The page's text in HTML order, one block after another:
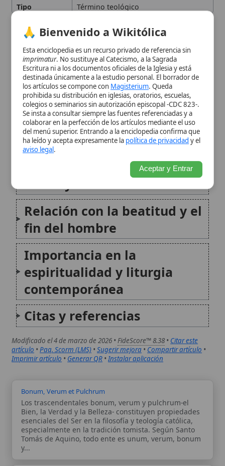
escolástica
Enseñanza del Magisterio de
la Iglesia
Elsummum bonumen la
moral y la ética católica
Relación con la beatitud y el
fin del hombre
Importancia en la
espiritualidad y liturgia
Citas y referencias
Modificado el 4 de marzo de 2026 •FideScore™ 8.38
artículo
Imprimir artículo•Generar QR•Instalar aplicación
Bonum, Verum et Pulchrum
Los trascendentales bonum, verum y pulchrum-el
Bien, la Verdad y la Belleza- constituyen propiedades
esenciales del Ser en la filosofía y teología católica,
especialmente en la tradición tomista. Según Santo
Tomás de Aquino, todo ente es unum, verum, bonum
y...
Diócesis de Canarias (España)
La Diócesis de Canarias (en latín Canariensis), con
evangelización, historia de la conquista y
configuración de...
Autor:Comité editorial
Artículo supervisado por el Comité
prohibida su distribución en iglesias, oratorios, escuelas,
colegios o seminarios sin autorización episcopal -CDC 823-.
colaborar en la perfección de los artículos mediante el uso
del menú superior. Entrando a la enciclopedia confirma que
ha leído y acepta expresamente la
política de privacidad
y el
aviso legal.
Aceptar y Entrar